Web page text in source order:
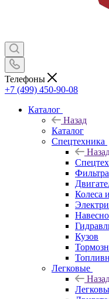
Телефоны
+7 (499) 450-90-08
Каталог
Назад
Каталог
Спецтехника
Фильтра
Колеса
Кузов
Легковые